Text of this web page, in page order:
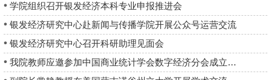
学院组织召开银发经济本科专业申报推进会
银发经济研究中心赴新闻与传播学院开展公众号运营交流
银发经济研究中心召开科研助理见面会
我院教师应邀参加中国商业统计学会数字经济分会成立大会